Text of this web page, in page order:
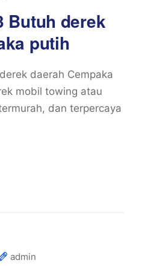
Butuh derek
putih
daerah Cempaka
mobil towing atau
dan terpercaya
admin